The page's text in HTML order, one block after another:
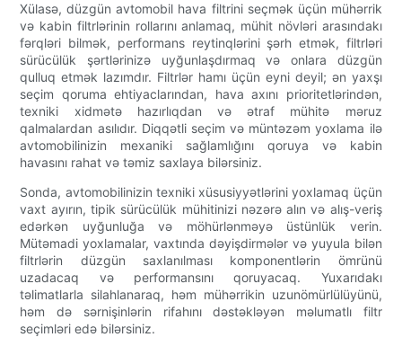
Xülasə, düzgün avtomobil hava filtrini seçmək üçün mühərrik
və kabin filtrlərinin rollarını anlamaq, mühit növləri arasındakı
fərqləri bilmək, performans reytinqlərini şərh etmək, filtrləri
sürücülük şərtlərinizə uyğunlaşdırmaq və onlara düzgün
qulluq etmək lazımdır. Filtrlər hamı üçün eyni deyil; ən yaxşı
seçim qoruma ehtiyaclarından, hava axını prioritetlərindən,
texniki xidmətə hazırlıqdan və ətraf mühitə məruz
qalmalardan asılıdır. Diqqətli seçim və müntəzəm yoxlama ilə
avtomobilinizin mexaniki sağlamlığını qoruya və kabin
havasını rahat və təmiz saxlaya bilərsiniz.
Sonda, avtomobilinizin texniki xüsusiyyətlərini yoxlamaq üçün
vaxt ayırın, tipik sürücülük mühitinizi nəzərə alın və alış-veriş
edərkən uyğunluğa və möhürlənməyə üstünlük verin.
Mütəmadi yoxlamalar, vaxtında dəyişdirmələr və yuyula bilən
filtrlərin düzgün saxlanılması komponentlərin ömrünü
uzadacaq və performansını qoruyacaq. Yuxarıdakı
təlimatlarla silahlanaraq, həm mühərrikin uzunömürlülüyünü,
həm də sərnişinlərin rifahını dəstəkləyən məlumatlı filtr
seçimləri edə bilərsiniz.